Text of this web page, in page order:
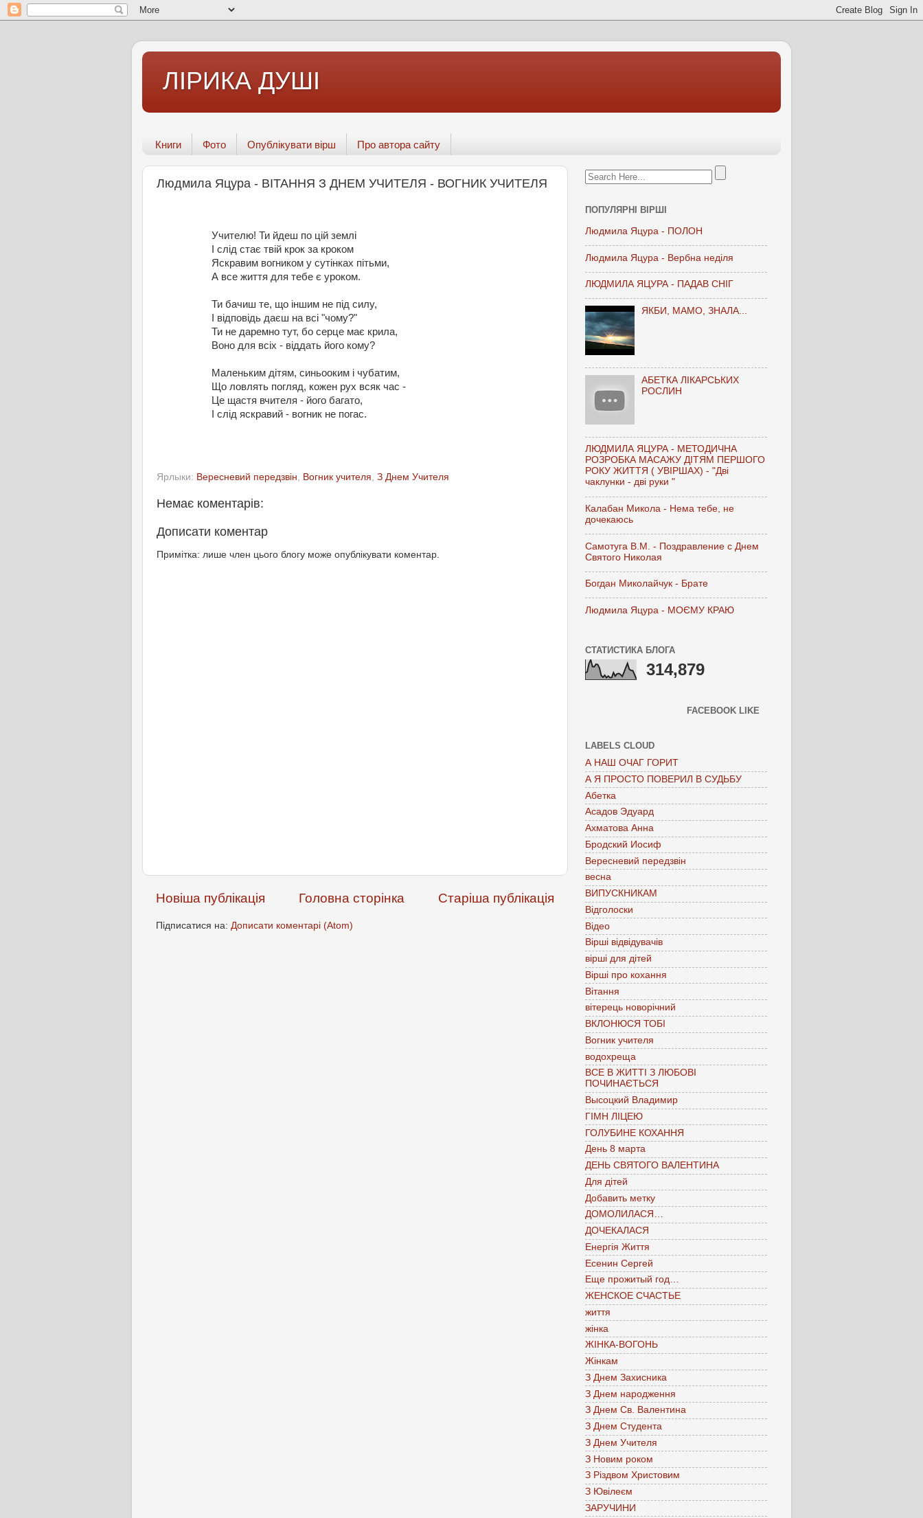
ЛІРИКА ДУШІ
Книги Фото Опублікувати вірш Про автора сайту
Людмила Яцура - ВІТАННЯ З ДНЕМ УЧИТЕЛЯ - ВОГНИК УЧИТЕЛЯ
Учителю! Ти йдеш по цій землі
І слід стає твій крок за кроком
Яскравим вогником у сутінках пітьми,
А все життя для тебе є уроком.
Ти бачиш те, що іншим не під силу,
І відповідь даєш на всі "чому?"
Ти не даремно тут, бо серце має крила,
Воно для всіх - віддать його кому?
Маленьким дітям, синьооким і чубатим,
Що ловлять погляд, кожен рух всяк час -
Це щастя вчителя - його багато,
І слід яскравий - вогник не погас.
Ярлыки: Вересневий передзвін Вогник учителя З Днем Учителя
Немає коментарів:
Дописати коментар
Примітка: лише член цього блогу може опублікувати коментар.
Новіша публікація Старіша публікація
Головна сторінка
Підписатися на: Дописати коментарі (Atom)
ПОПУЛЯРНІ ВІРШІ
Людмила Яцура - ПОЛОН
Людмила Яцура - Вербна неділя
ЛЮДМИЛА ЯЦУРА - ПАДАВ СНІГ
ЯКБИ, МАМО, ЗНАЛА...
АБЕТКА ЛІКАРСЬКИХ
РОСЛИН
ЛЮДМИЛА ЯЦУРА - МЕТОДИЧНА
РОЗРОБКА МАСАЖУ ДІТЯМ ПЕРШОГО
РОКУ ЖИТТЯ ( УВІРШАХ) - "Дві
чаклунки - дві руки "
Калабан Микола - Нема тебе, не
дочекаюсь
Самотуга В.М. - Поздравление с Днем
Святого Николая
Богдан Миколайчук - Брате
Людмила Яцура - МОЄМУ КРАЮ
СТАТИСТИКА БЛОГА
314,879
FACEBOOK LIKE
LABELS CLOUD
А НАШ ОЧАГ ГОРИТ
А Я ПРОСТО ПОВЕРИЛ В СУДЬБУ
Абетка
Асадов Эдуард
Ахматова Анна
Бродский Иосиф
Вересневий передзвін
весна
ВИПУСКНИКАМ
Відголоски
Відео
Вірші відвідувачів
вірші для дітей
Вірші про кохання
Вітання
вітерець новорічний
ВКЛОНЮСЯ ТОБІ
Вогник учителя
водохреща
ВСЕ В ЖИТТІ З ЛЮБОВІ
ПОЧИНАЄТЬСЯ
Высоцкий Владимир
ГІМН ЛІЦЕЮ
ГОЛУБИНЕ КОХАННЯ
День 8 марта
ДЕНЬ СВЯТОГО ВАЛЕНТИНА
Для дітей
Добавить метку
ДОМОЛИЛАСЯ…
ДОЧЕКАЛАСЯ
Енергія Життя
Есенин Сергей
Еще прожитый год…
ЖЕНСКОЕ СЧАСТЬЕ
життя
жінка
ЖІНКА-ВОГОНЬ
Жінкам
З Днем Захисника
З Днем народження
З Днем Св. Валентина
З Днем Студента
З Днем Учителя
З Новим роком
З Різдвом Христовим
З Ювілеєм
ЗАРУЧИНИ